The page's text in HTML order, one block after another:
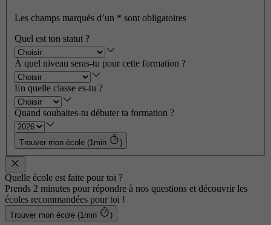
Les champs marqués d’un * sont obligatoires
Quel est ton statut ?
À quel niveau seras-tu pour cette formation ?
En quelle classe es-tu ?
Quand souhaites-tu débuter ta formation ?
Trouver mon école (1min )
Quelle école est faite pour toi ?
Prends 2 minutes pour répondre à nos questions et découvrir les
écoles recommandées pour toi !
Trouver mon école (1min )